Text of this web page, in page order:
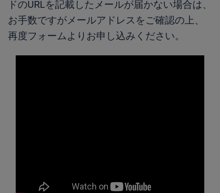
ドのURLを記載したメールが届かない場合は、
お手数ですがメールアドレスをご確認の上、
再度フォームよりお申し込みください。